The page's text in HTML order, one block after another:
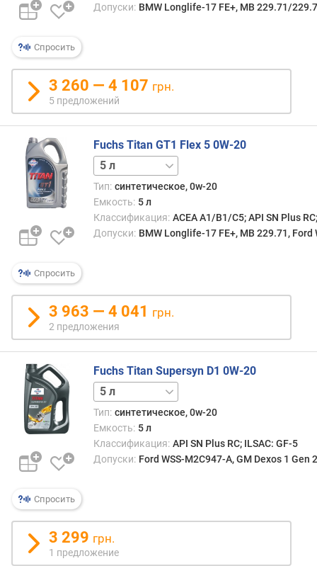
Спросить
Допуски: BMW Longlife-17 FE+, MB 229.71/
3 260 — 4 107 грн.
5 предложений
Спросить
Fuchs Titan GT1 Flex 5 0W-20
1 л 20 л
Тип: синтетическое, 0w-20
Емкость: 5 л
Классификация: ACEA A1/B1/C5; API SN Plus
Допуски: BMW Longlife-17 FE+, MB 229.71, Ford
3 963 — 4 041 грн.
2 предложения
Спросить
Fuchs Titan Supersyn D1 0W-20
1 л
Тип: синтетическое, 0w-20
Емкость: 5 л
Классификация: API SN Plus RC; ILSAC: GF-5
Допуски: Ford WSS-M2C947-A, GM Dexos 1
3 299 грн.
1 предложение